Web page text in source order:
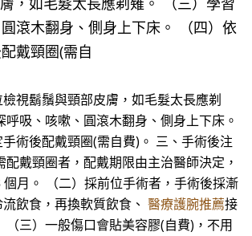
滾木翻身、側身上下床。 （四）依
戴頸圈(需自
檢視鬍鬚與頸部皮膚，如毛髮太長應剃
呼吸、咳嗽、圓滾木翻身、側身上下床。
手術後配戴頸圈(需自費)。 三、手術後注
配戴頸圈者，配戴期限由主治醫師決定，
月。 （二）採前位手術者，手術後採漸
飲食，再換軟質飲食、 醫療護腕推薦接
（三）一般傷口會貼美容膠(自費)，不用